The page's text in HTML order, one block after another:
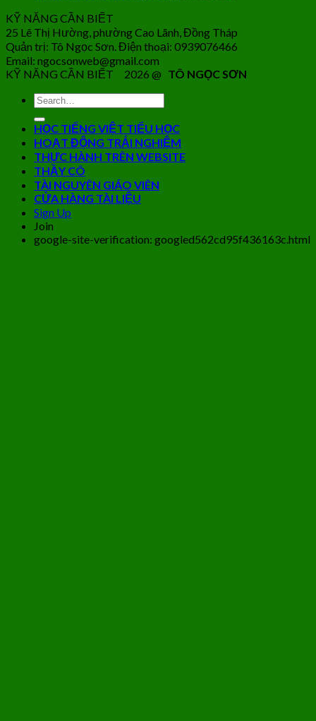
KỸ NĂNG CẦN BIẾT
25 Lê Thị Hường, phường Cao Lãnh, Đồng Tháp
Quản trị: Tô Ngọc Sơn. Điện thoại: 0939076466
Email: ngocsonweb@gmail.com
KỸ NĂNG CẦN BIẾT 2026 @ TÔ NGỌC SƠN
HỌC TIẾNG VIỆT TIỂU HỌC
HOẠT ĐỘNG TRẢI NGHIỆM
THỰC HÀNH TRÊN WEBSITE
THẦY CÔ
TÀI NGUYÊN GIÁO VIÊN
CỬA HÀNG TÀI LIỆU
Sign Up
Join
google-site-verification: googled562cd95f436163c.html